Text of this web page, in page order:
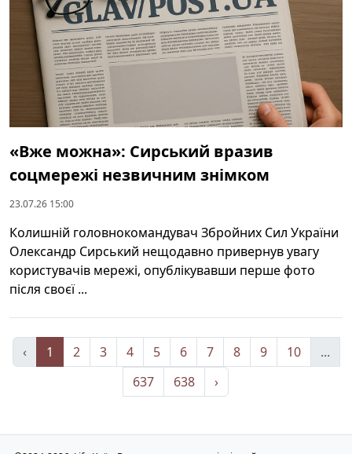
«Вже можна»: Сирський вразив
соцмережі незвичним знімком
23.07.26 15:00
Колишній головнокомандувач Збройних Сил України
Олександр Сирський нещодавно привернув увагу
користувачів мережі, опублікувавши перше фото
після своєї ...
‹ 1 2 3 4 5 6 7 8 9 10
...
637
638 ›